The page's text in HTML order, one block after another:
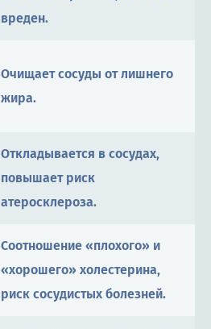
вреден.
Очищает сосуды от лишнего
жира.
Откладывается в сосудах,
повышает риск
атеросклероза.
Соотношение «плохого» и
«хорошего» холестерина,
риск сосудистых болезней.